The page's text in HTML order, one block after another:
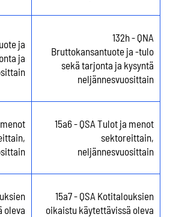
ja
ja
132h - QNA
Bruttokansantuote ja -tulo
sekä tarjonta ja kysyntä
neljännesvuosittain
15a6 - QSA Tulot ja menot
sektoreittain,
neljännesvuosittain
oleva
15a7 - QSA Kotitalouksien
oikaistu käytettävissä oleva